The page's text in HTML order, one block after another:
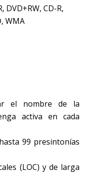
DVD+RW, CD-R,
WMA
el nombre de la
activa en cada
99 presintonías
(LOC) y de larga